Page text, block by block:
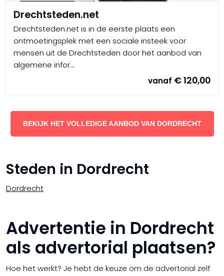
Drechtsteden.net
Drechtsteden.net is in de eerste plaats een
ontmoetingsplek met een sociale insteek voor
mensen uit de Drechtsteden door het aanbod van
algemene infor...
vanaf € 120,00
BEKIJK HET VOLLEDIGE AANBOD VAN DORDRECHT
Steden in Dordrecht
Dordrecht
Advertentie in Dordrecht
als advertorial plaatsen?
Hoe het werkt? Je hebt de keuze om de advertorial zelf